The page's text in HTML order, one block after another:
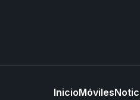
InicioMóviles